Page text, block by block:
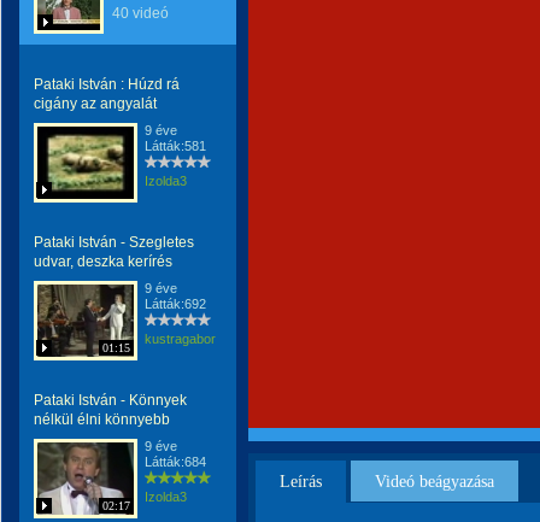
40 videó
Pataki István : Húzd rá
cigány az angyalát
9 éve
Látták:581
Izolda3
Pataki István - Szegletes
udvar, deszka kerírés
01:15
9 éve
Látták:692
kustragabor
Pataki István - Könnyek
nélkül élni könnyebb
02:17
9 éve
Látták:684
Izolda3
Leírás Videó beágyazása